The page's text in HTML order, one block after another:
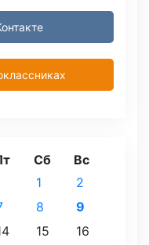
Сб Вс
1
2
8
9
15
16